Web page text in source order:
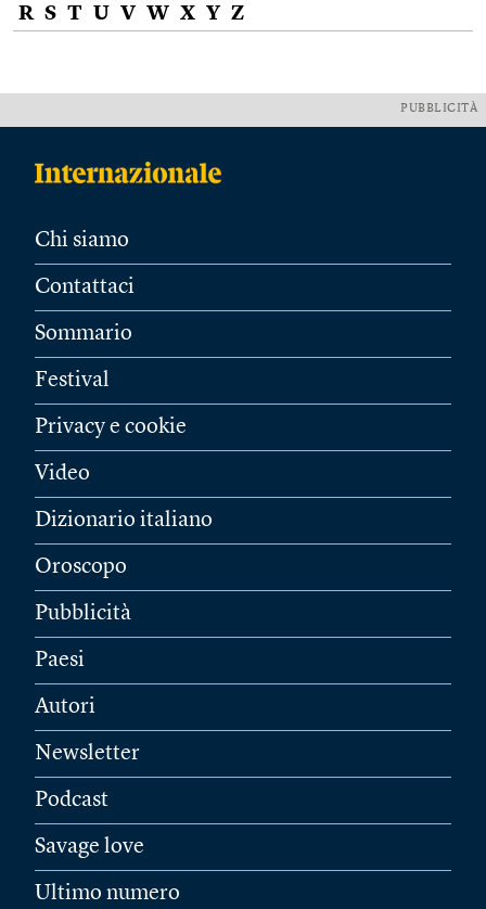
R S T U V W X Y Z
PUBBLICITÀ
Chi siamo
Contattaci
Sommario
Festival
Privacy e cookie
Video
Dizionario italiano
Oroscopo
Pubblicità
Paesi
Autori
Newsletter
Podcast
Savage love
Ultimo numero